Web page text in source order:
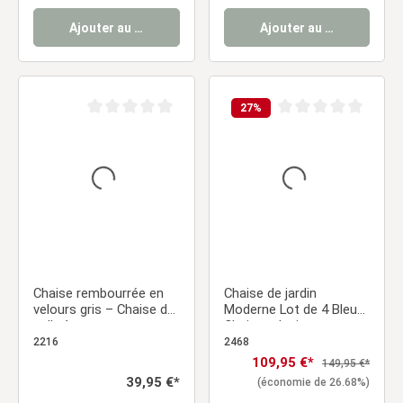
Ajouter au panier Ajouter au panier
Chaise rembourrée en
velours gris – Chaise de
salle à manger sans
accoudoirs avec dossier
2216
Prix régulier :
39,95 €*
27%
Chaise de jardin
Moderne Lot de 4 Bleu
Chaises design
Plastique Chaises
exterieur Chaises
empilable Chaise de
cuisine
2468
Prix de vente :
109,95 €* Prix régulier :
149,95 €*
(économie de 26.68%)